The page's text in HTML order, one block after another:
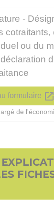
-
cotraitants,
ou du
formulaire open_in_new
de